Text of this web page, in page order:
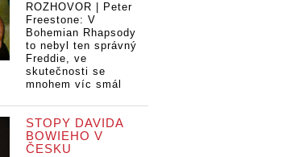
ROZHOVOR | Peter
Freestone: V
Bohemian Rhapsody
to nebyl ten správný
Freddie, ve
skutečnosti se
mnohem víc smál
STOPY DAVIDA
BOWIEHO V
ČESKU